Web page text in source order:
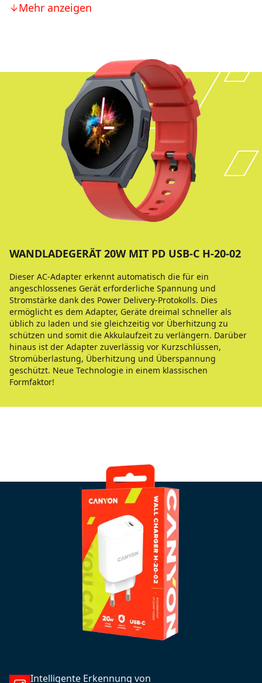
Mehr anzeigen
WANDLADEGERÄT 20W MIT PD USB-C H-20-02
Dieser AC-Adapter erkennt automatisch die für ein
angeschlossenes Gerät erforderliche Spannung und
Stromstärke dank des Power Delivery-Protokolls. Dies
ermöglicht es dem Adapter, Geräte dreimal schneller als
üblich zu laden und sie gleichzeitig vor Überhitzung zu
schützen und somit die Akkulaufzeit zu verlängern. Darüber
hinaus ist der Adapter zuverlässig vor Kurzschlüssen,
Stromüberlastung, Überhitzung und Überspannung
geschützt. Neue Technologie in einem klassischen
Formfaktor!
Intelligente Erkennung von